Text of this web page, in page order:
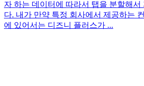
자 하는 데이터에 따라서 탭을 분할해서
다. 내가 만약 특정 회사에서 제공하는
에 있어서는 디즈니 플러스가 ...